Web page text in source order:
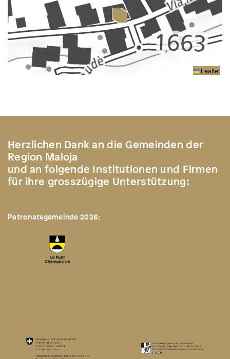
Leaflet
Herzlichen Dank an die Gemeinden der
Region Maloja
und an folgende Institutionen und Firmen
für ihre grosszügige Unterstützung:
Patronatsgemeinde 2026: